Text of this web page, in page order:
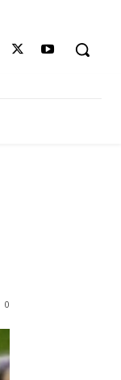
0